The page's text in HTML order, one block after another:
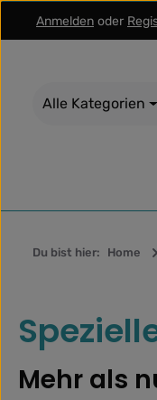
Hauptinhalt
Zur Suche springen
Zur
Anmelden oder
Alle Kategorien
Du bist hier: Home
Mehr als